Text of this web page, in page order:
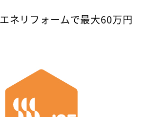
ネリフォームで最大60万円